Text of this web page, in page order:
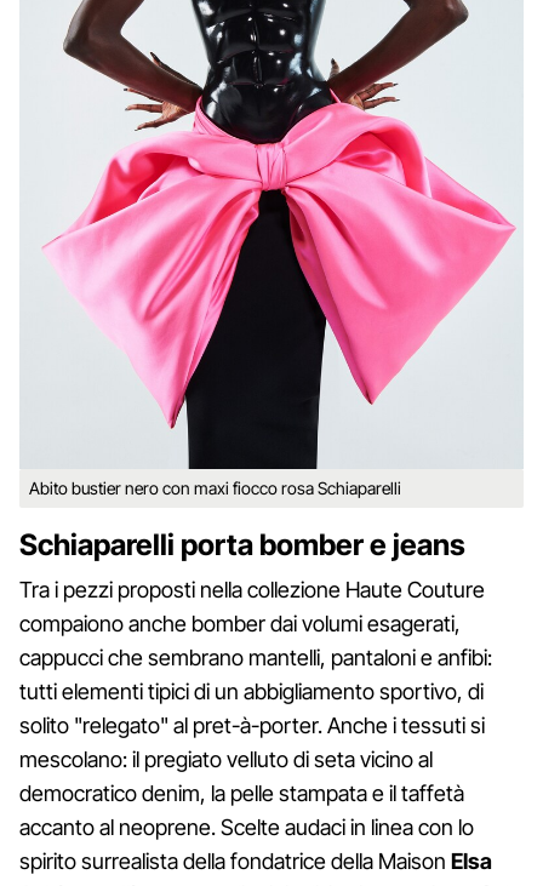
Abito bustier nero con maxi fiocco rosa Schiaparelli
Schiaparelli porta bomber e jeans
Tra i pezzi proposti nella collezione Haute Couture
compaiono anche bomber dai volumi esagerati,
cappucci che sembrano mantelli, pantaloni e anfibi:
tutti elementi tipici di un abbigliamento sportivo, di
solito "relegato" al pret-à-porter. Anche i tessuti si
mescolano: il pregiato velluto di seta vicino al
democratico denim, la pelle stampata e il taffetà
accanto al neoprene. Scelte audaci in linea con lo
spirito surrealista della fondatrice della Maison Elsa